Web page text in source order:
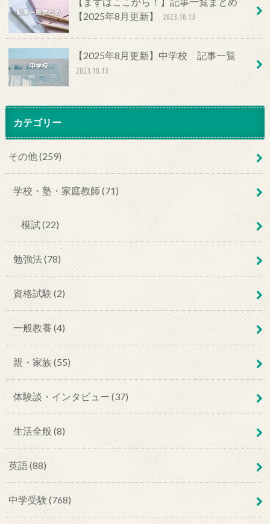
【2025年8月更新】
2023.10.13
【2025年8月更新】中学校 記事一覧
2023.10.13
カテゴリー
その他 (259)
学校・塾・家庭教師 (71)
模試 (22)
勉強法 (78)
資格試験 (2)
一般教養 (4)
親・家族 (55)
体験談・インタビュー (37)
生活全般 (8)
英語 (88)
中学受験 (768)